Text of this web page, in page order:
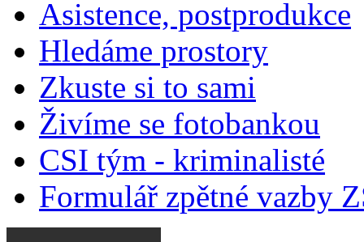
Asistence, postprodukce
Hledáme prostory
Zkuste si to sami
Živíme se fotobankou
CSI tým - kriminalisté
Formulář zpětné vazby